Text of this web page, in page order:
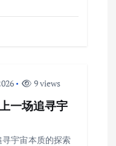
9 views
一场追寻宇
寻宇宙本质的探索